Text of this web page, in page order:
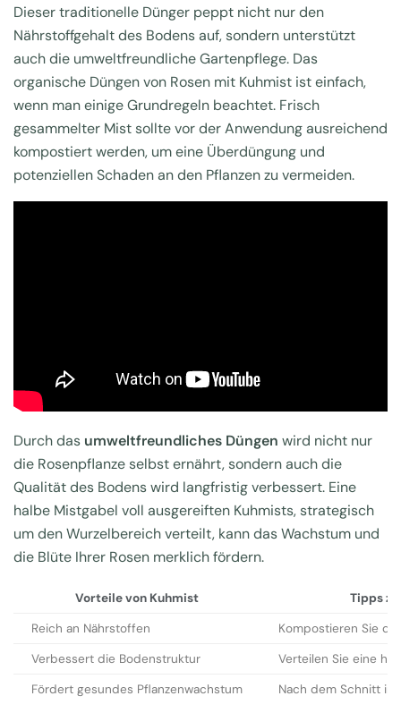
Dieser traditionelle Dünger peppt nicht nur den
Nährstoffgehalt des Bodens auf, sondern unterstützt
auch die umweltfreundliche Gartenpflege. Das
organische Düngen von Rosen mit Kuhmist ist einfach,
wenn man einige Grundregeln beachtet. Frisch
gesammelter Mist sollte vor der Anwendung ausreichend
kompostiert werden, um eine Überdüngung und
potenziellen Schaden an den Pflanzen zu vermeiden.
Durch das umweltfreundliches Düngen wird nicht nur
die Rosenpflanze selbst ernährt, sondern auch die
Qualität des Bodens wird langfristig verbessert. Eine
halbe Mistgabel voll ausgereiften Kuhmists, strategisch
um den Wurzelbereich verteilt, kann das Wachstum und
die Blüte Ihrer Rosen merklich fördern.
Vorteile von Kuhmist
Tipps
Reich an Nährstoffen
Kompostieren Sie
Verbessert die Bodenstruktur
Verteilen Sie eine
Fördert gesundes Pflanzenwachstum
Nach dem Schnitt